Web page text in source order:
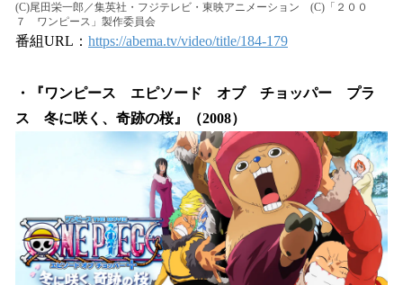
(C)尾田栄一郎／集英社・フジテレビ・東映アニメーション (C)「２００
７ ワンピース」製作委員会
番組URL： https://abema.tv/video/title/184-179
・『ワンピース エピソード オブ チョッパー プラ
ス 冬に咲く、奇跡の桜』（2008）